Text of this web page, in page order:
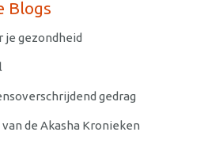
Blogs
je gezondheid
gedrag
de Akasha Kronieken